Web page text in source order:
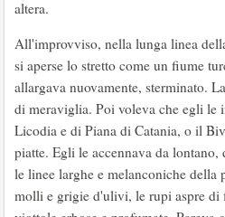
altera.
All'improvviso, nella lunga linea
si aperse lo stretto come un fiume
allargava nuovamente, sterminato.
di meraviglia. Poi voleva che egli le
Licodia e di Piana di Catania, o il
piatte. Egli le accennava da lontano,
le linee larghe e melanconiche della
molli e grigie d'ulivi, le rupi aspre di